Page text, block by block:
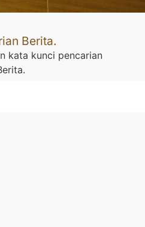
Berita.
kata kunci pencarian